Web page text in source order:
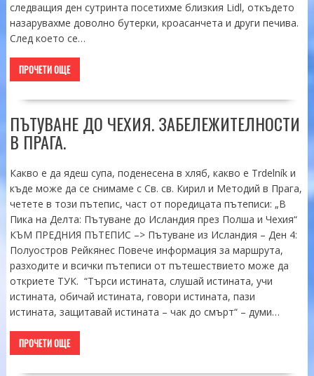
следващия ден сутринта посетихме близкия Lidl, откъдето
назарувахме доволно бутерки, кроасанчета и други печива.
След което се…
ПРОЧЕТИ ОЩЕ
ПЪТУВАНЕ ДО ЧЕХИЯ. ЗАБЕЛЕЖИТЕЛНОСТИ
В ПРАГА.
Какво е да ядеш супа, поденесена в хляб, какво е Trdelník и
къде може да се снимаме с Св. св. Кирил и Методий в Прага,
четете в този пътепис, част от поредицата пътеписи: „В
Пика на Делта: Пътуване до Исландия през Полша и Чехия“
КЪМ ПРЕДНИЯ ПЪТЕПИС –> Пътуване из Исландия – Ден 4:
Полуостров Рейкянес Повече информация за маршрута,
разходите и всички пътеписи от пътешествието може да
откриете ТУК. “Търси истината, слушай истината, учи
истината, обичай истината, говори истината, пази
истината, защитавай истината – чак до смърт“ – думи…
ПРОЧЕТИ ОЩЕ